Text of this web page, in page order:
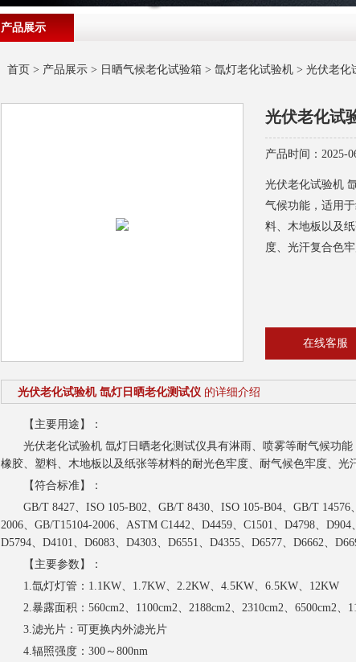
产品展示
首页 > 产品展示> 日晒气候老化试验箱> 氙灯老化试验机> 光伏老化
光伏老化试
产品时间：2025-
光伏老化试验机
气候功能，适用
料、木地板以及
度、光汗复合色
在线客服
光伏老化试验机 氙灯日晒老化测试仪 的详细介绍
【主要用途】：
光伏老化试验机 氙灯日晒老化测试仪具有淋雨、喷雾等耐气候功能
橡胶、塑料、木地板以及纸张等材料的耐光色牢度、耐气候色牢度、光
【符合标准】：
GB/T 8427、ISO 105-B02、GB/T 8430、ISO 105-B04、GB/T 14576
2006、GB/T15104-2006、ASTM C1442、D4459、C1501、D4798、D904
D5794、D4101、D6083、D4303、D6551、D4355、D6577、D6662、
【主要参数】：
1.氙灯灯管：1.1KW、1.7KW、2.2KW、4.5KW、6.5KW、12KW
2.暴露面积：560cm2、1100cm2、2188cm2、2310cm2、6500cm2、
3.滤光片：可更换内外滤光片
4.辐照强度：300～800nm